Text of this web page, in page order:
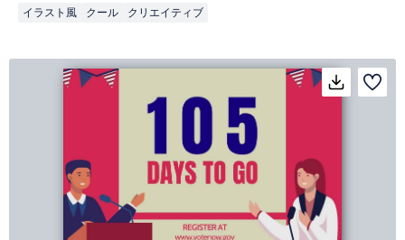
イラスト風 クール クリエイティブ